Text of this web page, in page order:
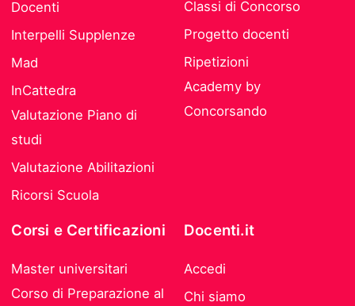
Docenti
Interpelli Supplenze
Mad
InCattedra
Valutazione Piano di
studi
Valutazione Abilitazioni
Ricorsi Scuola
Classi di Concorso
Progetto docenti
Ripetizioni
Academy by
Concorsando
Corsi e Certificazioni
Master universitari
Corso di Preparazione al
Docenti.it
Accedi
Chi siamo